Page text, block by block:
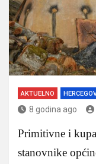
AKTUELNO
8 godina ago
Primitivne i
stanovnike